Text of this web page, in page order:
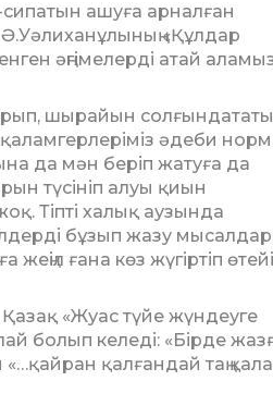
сипатын ашу­ға арналған
«Құлдар
әңгімелерді атай
шырайын
әдеби
да мән беріп жату­ға да
тү­сініп алуы қиын
Тіпті халық аузында
бұзып жазу
ғана көз жүгіртіп
«Жуас түйе жүндеуге
бо­лып келеді: «Бірде
қалғандай таң